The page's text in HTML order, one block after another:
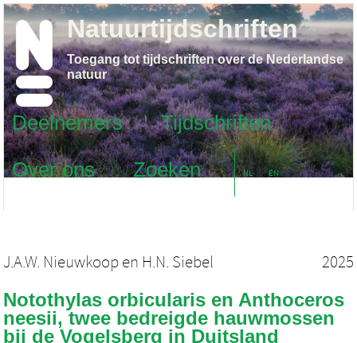
Deelnemers
Tijdschriften
Over ons
Zoeken NL EN
Natuurtijdschriften
Toegang tot tijdschriften over de Nederlandse
natuur
J.A.W. Nieuwkoop en H.N. Siebel 2025
Notothylas orbicularis en Anthoceros
neesii, twee bedreigde hauwmossen
bij de Vogelsberg in Duitsland